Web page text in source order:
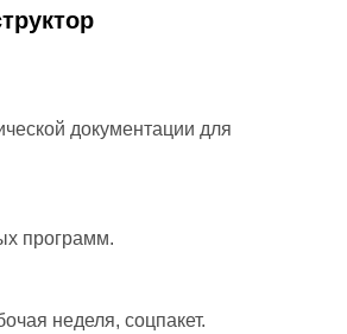
документации для
программ.
неделя, соцпакет.